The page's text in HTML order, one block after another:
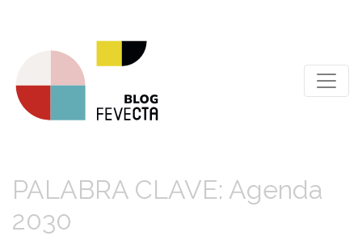
PALABRA CLAVE: Agenda
2030